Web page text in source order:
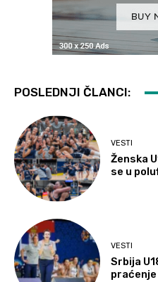
POSLEDNJI ČLANCI:
VESTI
Ženska
se u
VESTI
Srbija